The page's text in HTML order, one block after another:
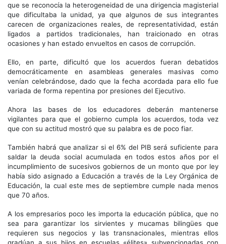
que se reconocía la heterogeneidad de una dirigencia magisterial
que dificultaba la unidad, ya que algunos de sus integrantes
carecen de organizaciones reales, de representatividad, están
ligados a partidos tradicionales, han traicionado en otras
ocasiones y han estado envueltos en casos de corrupción.
Ello, en parte, dificultó que los acuerdos fueran debatidos
democráticamente en asambleas generales masivas como
venían celebrándose, dado que la fecha acordada para ello fue
variada de forma repentina por presiones del Ejecutivo.
Ahora las bases de los educadores deberán mantenerse
vigilantes para que el gobierno cumpla los acuerdos, toda vez
que con su actitud mostró que su palabra es de poco fiar.
También habrá que analizar si el 6% del PIB será suficiente para
saldar la deuda social acumulada en todos estos años por el
incumplimiento de sucesivos gobiernos de un monto que por ley
había sido asignado a Educación a través de la Ley Orgánica de
Educación, la cual este mes de septiembre cumple nada menos
que 70 años.
A los empresarios poco les importa la educación pública, que no
sea para garantizar los sirvientes y mucamas bilingües que
requieren sus negocios y las transnacionales, mientras ellos